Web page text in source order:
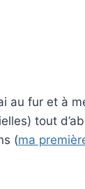
fur et à
tout
(ma